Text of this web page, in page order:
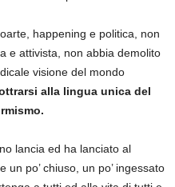
happening e politica, non
e attivista, non abbia demolito
visione del mondo
alla lingua unica del
lancia ed ha lanciato al
un po’ chiuso, un po’ ingessato